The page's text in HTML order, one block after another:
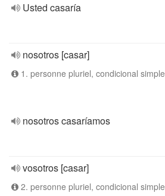
Usted casaría
nosotros [casar]
1. personne pluriel, condicional simple
nosotros casaríamos
vosotros [casar]
2. personne pluriel, condicional simple